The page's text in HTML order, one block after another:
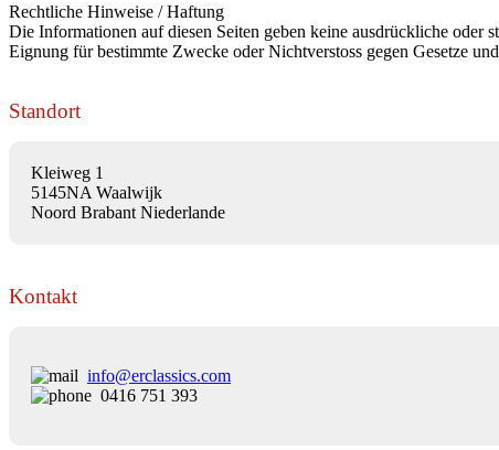
Rechtliche Hinweise / Haftung
Die Informationen auf diesen Seiten geben keine ausdrückliche oder
Eignung für bestimmte Zwecke oder Nichtverstoss gegen Gesetze
Standort
Kleiweg 1
5145NA Waalwijk
Noord Brabant Niederlande
Kontakt
info@erclassics.com
0416 751 393